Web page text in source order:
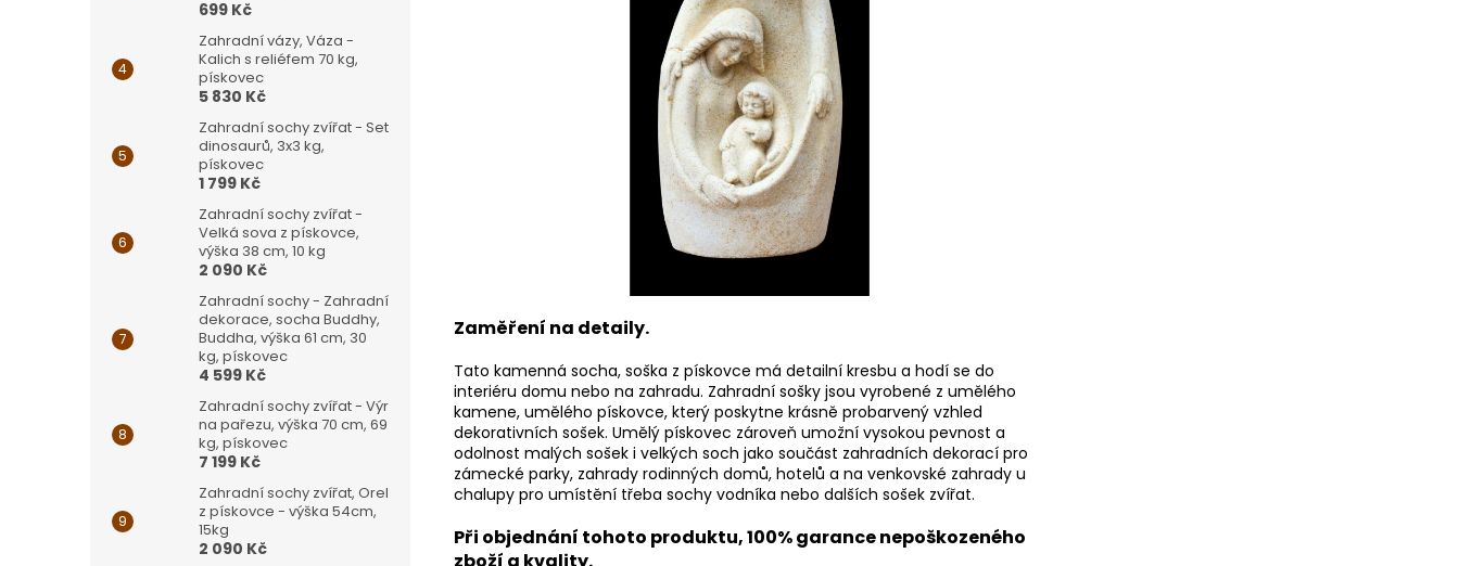
699 Kč
Zahradní vázy, Váza -
Kalich s reliéfem 70 kg,
pískovec
5 830 Kč
Zahradní sochy zvířat - Set
dinosaurů, 3x3 kg,
pískovec
1 799 Kč
Zahradní sochy zvířat -
Velká sova z pískovce,
výška 38 cm, 10 kg
2 090 Kč
Zahradní sochy - Zahradní
dekorace, socha Buddhy,
Buddha, výška 61 cm, 30
kg, pískovec
4 599 Kč
Zahradní sochy zvířat - Výr
na pařezu, výška 70 cm, 69
kg, pískovec
7 199 Kč
Zahradní sochy zvířat, Orel
z pískovce - výška 54cm,
15kg
2 090 Kč
Zaměření na detaily.
Tato kamenná socha, soška z pískovce má detailní kresbu a hodí se do
interiéru domu nebo na zahradu. Zahradní sošky jsou vyrobené z umělého
kamene, umělého pískovce, který poskytne krásně probarvený vzhled
dekorativních sošek. Umělý pískovec zároveň umožní vysokou pevnost a
odolnost malých sošek i velkých soch jako součást zahradních dekorací pro
zámecké parky, zahrady rodinných domů, hotelů a na venkovské zahrady u
chalupy pro umístění třeba sochy vodníka nebo dalších sošek zvířat.
Při objednání tohoto produktu, 100% garance nepoškozeného
zboží a kvality.